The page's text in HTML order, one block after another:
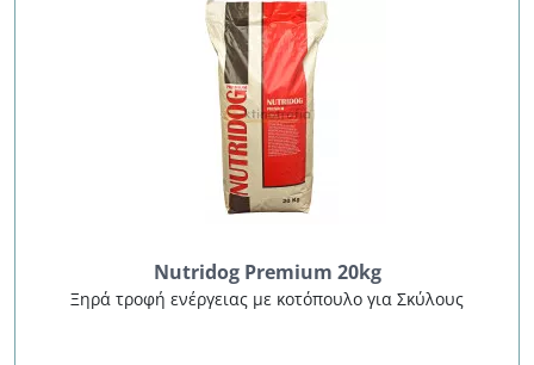
Nutridog Premium 20kg
Ξηρά τροφή ενέργειας με κοτόπουλο για Σκύλους